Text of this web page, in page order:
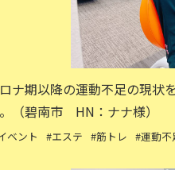
ナ期以降の運動不足の現状
（碧南市 HN：ナナ様）
ベント #エステ #筋トレ #運動不